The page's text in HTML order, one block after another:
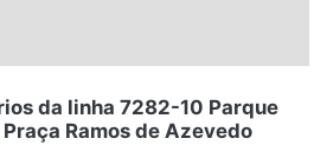
da linha 7282-10 Parque
Ramos de Azevedo